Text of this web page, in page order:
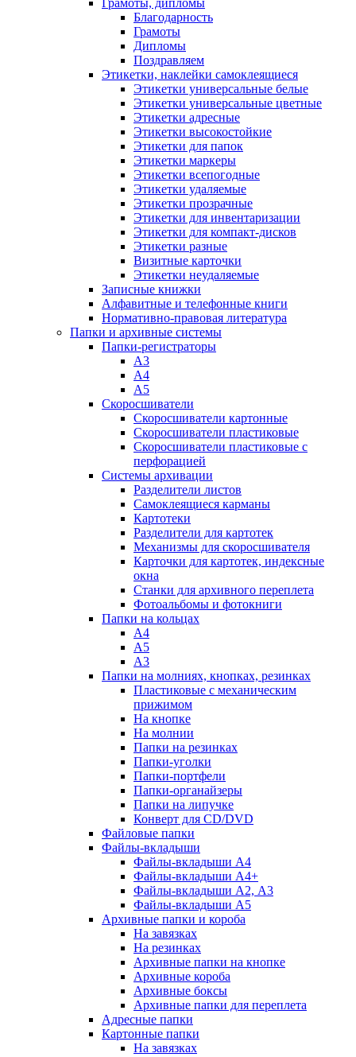
Грамоты, дипломы
Благодарность
Грамоты
Дипломы
Поздравляем
Этикетки, наклейки самоклеящиеся
Этикетки универсальные белые
Этикетки универсальные цветные
Этикетки адресные
Этикетки высокостойкие
Этикетки для папок
Этикетки маркеры
Этикетки всепогодные
Этикетки удаляемые
Этикетки прозрачные
Этикетки для инвентаризации
Этикетки для компакт-дисков
Этикетки разные
Визитные карточки
Этикетки неудаляемые
Записные книжки
Алфавитные и телефонные книги
Нормативно-правовая литература
Папки и архивные системы
Папки-регистраторы
А3
А4
А5
Скоросшиватели
Скоросшиватели картонные
Скоросшиватели пластиковые
Скоросшиватели пластиковые с
перфорацией
Системы архивации
Разделители листов
Самоклеящиеся карманы
Картотеки
Разделители для картотек
Механизмы для скоросшивателя
Карточки для картотек, индексные
окна
Станки для архивного переплета
Фотоальбомы и фотокниги
Папки на кольцах
А4
А5
А3
Папки на молниях, кнопках, резинках
Пластиковые с механическим
прижимом
На кнопке
На молнии
Папки на резинках
Папки-уголки
Папки-портфели
Папки-органайзеры
Папки на липучке
Конверт для CD/DVD
Файловые папки
Файлы-вкладыши
Файлы-вкладыши А4
Файлы-вкладыши А4+
Файлы-вкладыши А2, А3
Файлы-вкладыши А5
Архивные папки и короба
На завязках
На резинках
Архивные папки на кнопке
Архивные короба
Архивные боксы
Архивные папки для переплета
Адресные папки
Картонные папки
На завязках